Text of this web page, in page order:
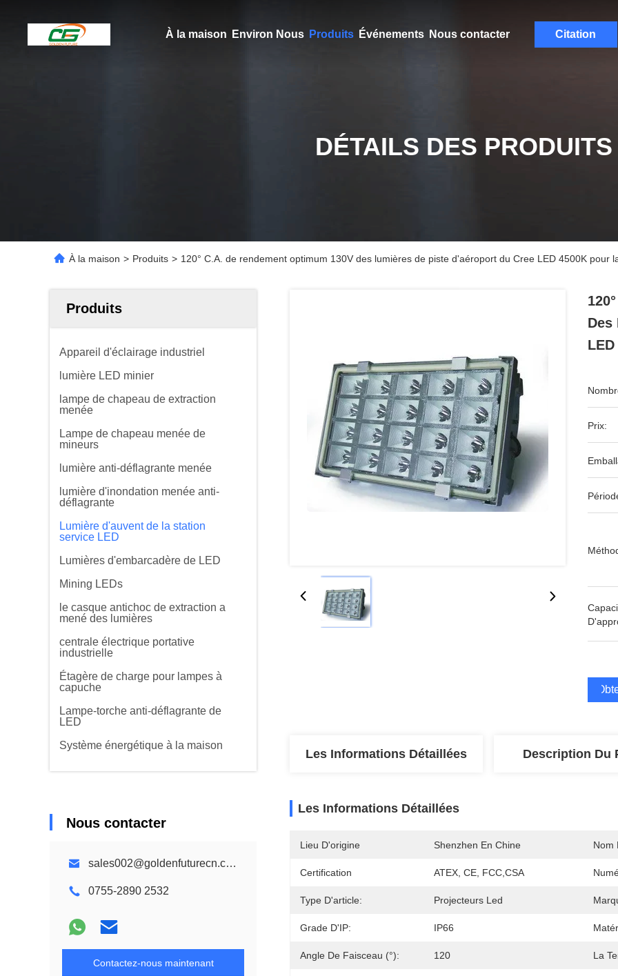
À la maison Environ Nous Produits Événements Nous contacter Citation
DÉTAILS DES PRODUITS
À la maison > Produits > 120° C.A. de rendement optimum 130V des lumières de piste d'aéroport du Cree LED 4500K pour
Produits
Appareil d'éclairage industriel
lumière LED minier
lampe de chapeau de extraction
menée
Lampe de chapeau menée de
mineurs
lumière anti-déflagrante menée
lumière d'inondation menée anti-
déflagrante
Lumière d'auvent de la station
service LED
Lumières d'embarcadère de LED
Mining LEDs
le casque antichoc de extraction a
mené des lumières
centrale électrique portative
industrielle
Étagère de charge pour lampes à
capuche
Lampe-torche anti-déflagrante de
LED
Système énergétique à la maison
Nous contacter
sales002@goldenfuturecn.com
0755-2890 2532
Contactez-nous maintenant
Des
Prix:
Les Informations Détaillées Description Du
Les Informations Détaillées
Lieu D'origine Shenzhen En Chine Nom
Certification ATEX, CE, FCC,CSA
Type D'article: Projecteurs Led
Grade D'IP: IP66
Angle De Faisceau (°): 120 La